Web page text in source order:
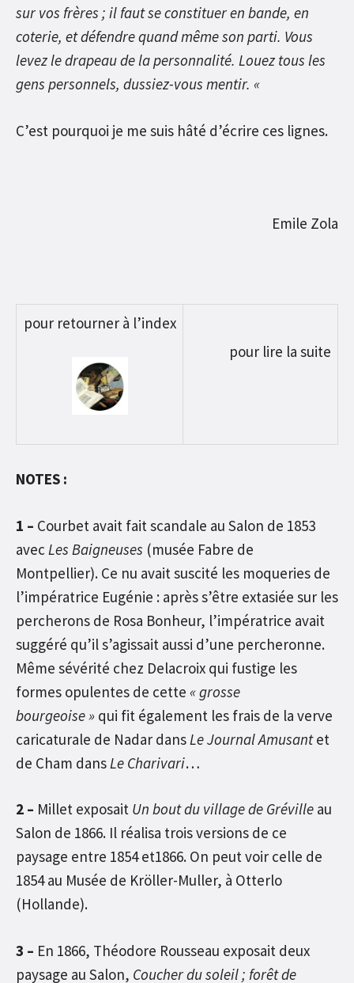
sur vos frères ; il faut se constituer en bande, en
coterie, et défendre quand même son parti. Vous
levez le drapeau de la personnalité. Louez tous les
gens personnels, dussiez-vous mentir. «
C’est pourquoi je me suis hâté d’écrire ces lignes.
Emile Zola
pour retourner à l’index
pour lire la suite
NOTES :
1 – Courbet avait fait scandale au Salon de 1853
avec Les Baigneuses (musée Fabre de
Montpellier). Ce nu avait suscité les moqueries de
l’impératrice Eugénie : après s’être extasiée sur les
percherons de Rosa Bonheur, l’impératrice avait
suggéré qu’il s’agissait aussi d’une percheronne.
Même sévérité chez Delacroix qui fustige les
formes opulentes de cette « grosse
bourgeoise » qui fit également les frais de la verve
caricaturale de Nadar dans Le Journal Amusantet
de Cham dans Le Charivari…
2 – Millet exposait Un bout du village de Gréville au
Salon de 1866. Il réalisa trois versions de ce
paysage entre 1854 et1866. On peut voir celle de
1854 au Musée de Kröller-Muller, à Otterlo
(Hollande).
3 – En 1866, Théodore Rousseau exposait deux
paysage au Salon, Coucher du soleil ; forêt de